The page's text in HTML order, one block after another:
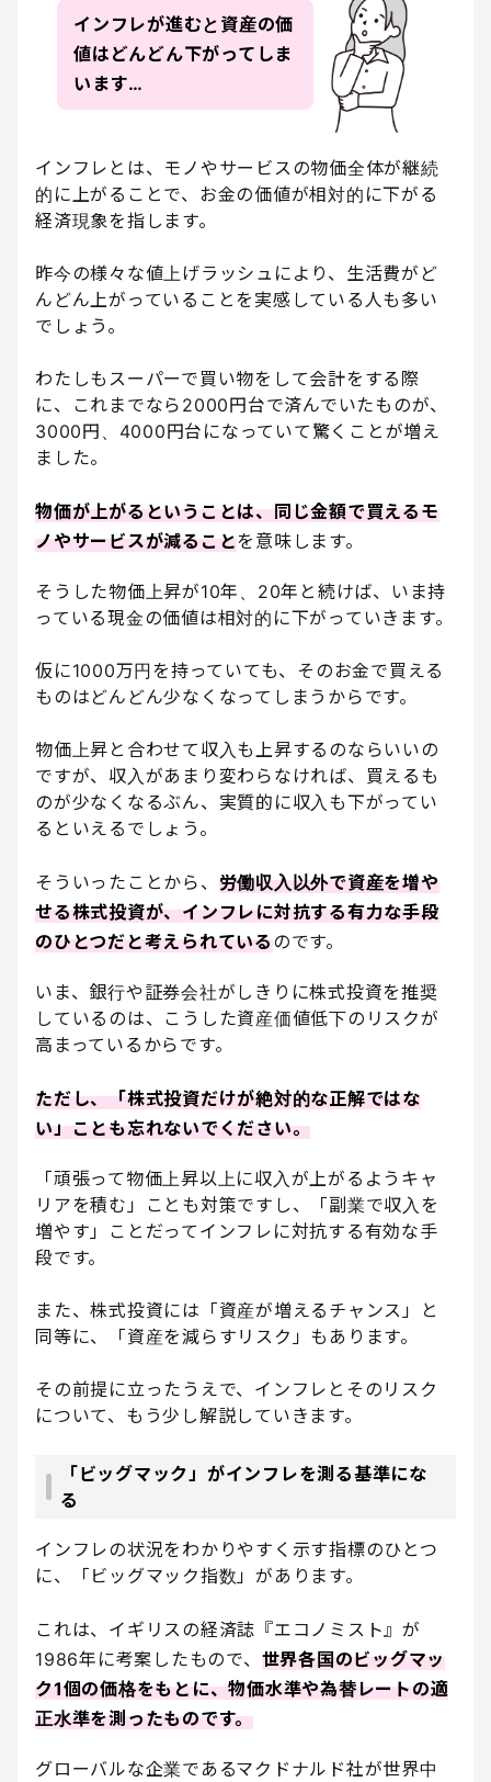
インフレが進むと資産の価
値はどんどん下がってしま
います…
インフレとは、モノやサービスの物価全体が継続
的に上がることで、お金の価値が相対的に下がる
経済現象を指します。
昨今の様々な値上げラッシュにより、生活費がど
んどん上がっていることを実感している人も多い
でしょう。
わたしもスーパーで買い物をして会計をする際
に、これまでなら2000円台で済んでいたものが、
3000円、4000円台になっていて驚くことが増え
ました。
物価が上がるということは、同じ金額で買えるモ
ノやサービスが減ることを意味します。
そうした物価上昇が10年、20年と続けば、いま持
っている現金の価値は相対的に下がっていきます。
仮に1000万円を持っていても、そのお金で買える
ものはどんどん少なくなってしまうからです。
物価上昇と合わせて収入も上昇するのならいいの
ですが、収入があまり変わらなければ、買えるも
のが少なくなるぶん、実質的に収入も下がってい
るといえるでしょう。
そういったことから、 労働収入以外で資産を増や
せる株式投資が、インフレに対抗する有力な手段
のひとつだと考えられているのです。
いま、銀行や証券会社がしきりに株式投資を推奨
しているのは、こうした資産価値低下のリスクが
高まっているからです。
ただし、「株式投資だけが絶対的な正解ではな
い」ことも忘れないでください。
「頑張って物価上昇以上に収入が上がるようキャ
リアを積む」ことも対策ですし、「副業で収入を
増やす」ことだってインフレに対抗する有効な手
段です。
また、株式投資には「資産が増えるチャンス」と
同等に、「資産を減らすリスク」もあります。
その前提に立ったうえで、インフレとそのリスク
について、もう少し解説していきます。
「ビッグマック」がインフレを測る基準にな
る
インフレの状況をわかりやすく示す指標のひとつ
に、「ビッグマック指数」があります。
これは、イギリスの経済誌『エコノミスト』が
1986年に考案したもので、 世界各国のビッグマッ
ク1個の価格をもとに、物価水準や為替レートの適
正水準を測ったものです。
グローバルな企業であるマクドナルド社が世界中